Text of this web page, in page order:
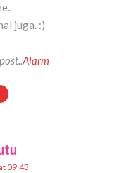
juga. :)
Alarm
09:43